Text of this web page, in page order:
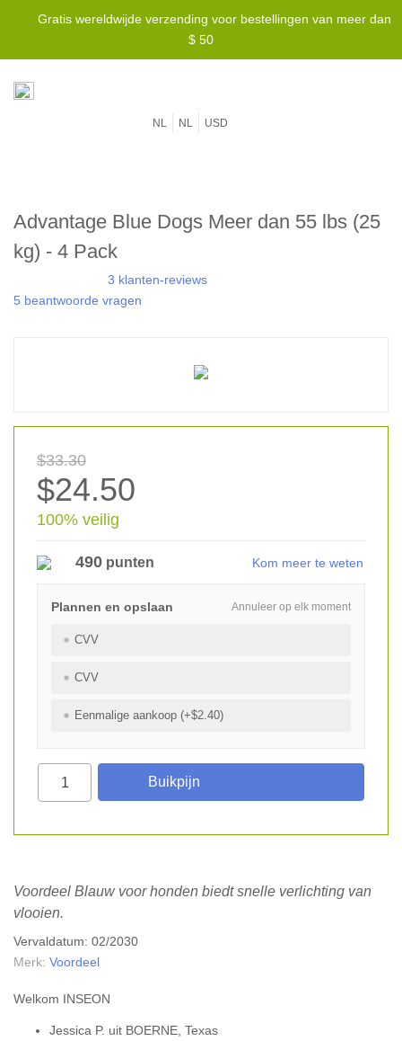
Gratis wereldwijde verzending voor bestellingen van meer dan
$ 50
NL NL USD
Advantage Blue Dogs Meer dan 55 lbs (25
kg) - 4 Pack
3 klanten-reviews
5 beantwoorde vragen
$33.30
$24.50
100% veilig
490 punten Kom meer te weten
Annuleer op elk moment
Plannen en opslaan
CVV
CVV
Eenmalige aankoop (+$2.40)
Voordeel Blauw voor honden biedt snelle verlichting van
vlooien.
Vervaldatum: 02/2030
Merk: Voordeel
Welkom INSEON
Jessica P. uit BOERNE, Texas